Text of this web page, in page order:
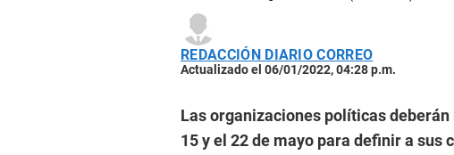
REDACCIÓN DIARIO CORREO
Actualizado el 06/01/2022, 04:28 p.m.
Las organizaciones políticas
15 y el 22 de mayo para definir a sus